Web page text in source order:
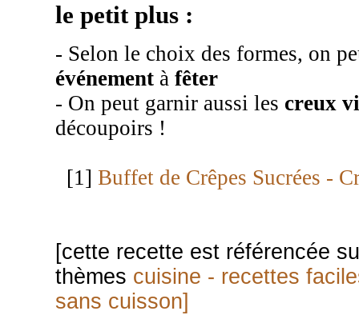
le petit plus :
- Selon le choix des formes, on
événement à fêter
- On peut garnir aussi les creux
découpoirs !
[1] Buffet de Crêpes Sucrées -
[cette recette est référencée
thèmes cuisine - recettes
sans cuisson]